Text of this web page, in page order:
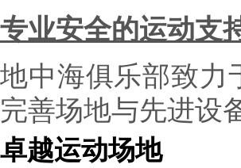
专业安全的运动支
地中海俱乐部致力
完善场地与先进设
卓越运动场地